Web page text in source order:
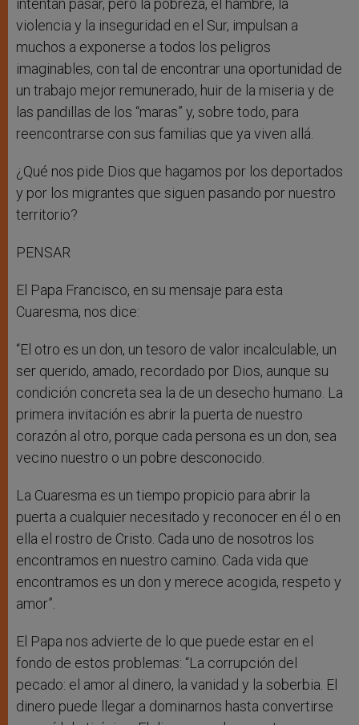
intentan pasar, pero la pobreza, el hambre, la
violencia y la inseguridad en el Sur, impulsan a
muchos a exponerse a todos los peligros
imaginables, con tal de encontrar una oportunidad de
un trabajo mejor remunerado, huir de la miseria y de
las pandillas de los “maras” y, sobre todo, para
reencontrarse con sus familias que ya viven allá.
¿Qué nos pide Dios que hagamos por los deportados
y por los migrantes que siguen pasando por nuestro
territorio?
PENSAR
El Papa Francisco, en su mensaje para esta
Cuaresma, nos dice:
“El otro es un don, un tesoro de valor incalculable, un
ser querido, amado, recordado por Dios, aunque su
condición concreta sea la de un desecho humano. La
primera invitación es abrir la puerta de nuestro
corazón al otro, porque cada persona es un don, sea
vecino nuestro o un pobre desconocido.
La Cuaresma es un tiempo propicio para abrir la
puerta a cualquier necesitado y reconocer en él o en
ella el rostro de Cristo. Cada uno de nosotros los
encontramos en nuestro camino. Cada vida que
encontramos es un don y merece acogida, respeto y
amor”.
El Papa nos advierte de lo que puede estar en el
fondo de estos problemas: “La corrupción del
pecado: el amor al dinero, la vanidad y la soberbia. El
dinero puede llegar a dominarnos hasta convertirse